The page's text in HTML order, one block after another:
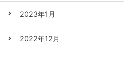
2023年1月
2022年12月